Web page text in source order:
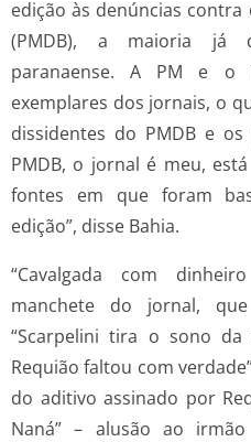
edição às denúncias
(PMDB), a maioria já
paranaense. A PM e o
exemplares dos jornais, o
dissidentes do PMDB e
PMDB, o jornal é meu,
fontes em que foram
edição”, disse Bahia.
“Cavalgada com
manchete do jornal,
“Scarpelini tira o sono da
Requião faltou com
do aditivo assinado por
Naná” – alusão ao